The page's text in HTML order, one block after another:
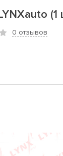
(1
0 отзывов